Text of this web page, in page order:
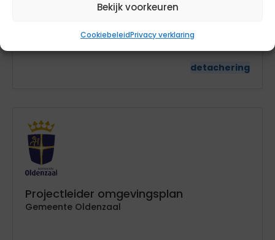
Bekijk voorkeuren
CookiebeleidPrivacy verklaring
tarief
detachering
Projectleider omgevingsplan
Gemeente Oldenzaal